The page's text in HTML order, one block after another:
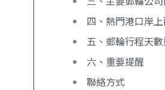
四、熱門港口岸
五、郵輪行程天
六、重要提醒
聯絡方式